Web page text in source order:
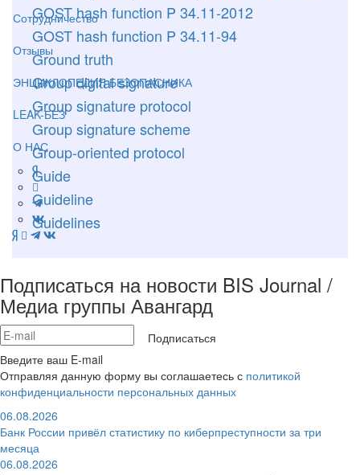
Сотрудничество
Отзывы
ЭНЦИКЛОПЕДИЯ БЕЗОПАСНИКА
LEAK-БЕЗ
О НАС
GOST hash function P 34.11-2012
GOST hash function P 34.11-94
Ground truth
Group digital signature
Group signature protocol
Group signature scheme
Group-oriented protocol
Guide
Guideline
Guidelines
Подписаться на новости BIS Journal /
Медиа группы Авангард
Подписаться
Введите ваш E-mail
Отправляя данную форму вы соглашаетесь с политикой
конфиденциальности персональных данных
06.08.2026
Банк России привёл статистику по киберпреступности за три
месяца
06.08.2026